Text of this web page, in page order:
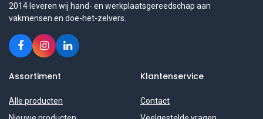
2014 leveren wij hand- en werkplaatsgereedschap aan
vakmensen en doe-het-zelvers.
Assortiment
Alle producten
Klantenservice
Contact